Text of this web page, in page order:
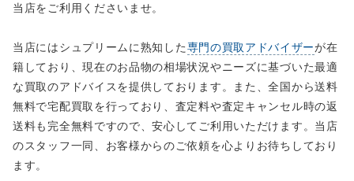
当店をご利用くださいませ。
当店にはシュプリームに熟知した専門の買取アドバイザーが在
籍しており、現在のお品物の相場状況やニーズに基づいた最適
な買取のアドバイスを提供しております。また、全国から送料
無料で宅配買取を行っており、査定料や査定キャンセル時の返
送料も完全無料ですので、安心してご利用いただけます。当店
のスタッフ一同、お客様からのご依頼を心よりお待ちしており
ます。